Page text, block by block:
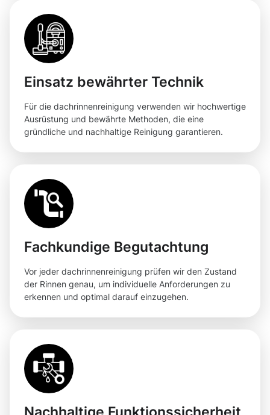
Einsatz bewährter Technik
Für die dachrinnenreinigung verwenden wir hochwertige
Ausrüstung und bewährte Methoden, die eine
gründliche und nachhaltige Reinigung garantieren.
Fachkundige Begutachtung
Vor jeder dachrinnenreinigung prüfen wir den Zustand
der Rinnen genau, um individuelle Anforderungen zu
erkennen und optimal darauf einzugehen.
Nachhaltige Funktionssicherheit